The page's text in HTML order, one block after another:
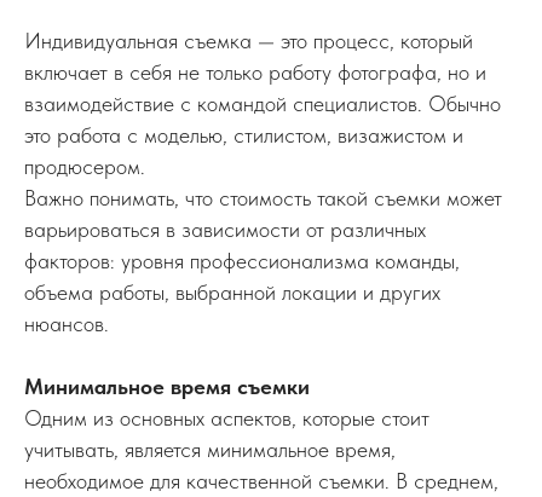
Индивидуальная съемка — это процесс, который
включает в себя не только работу фотографа, но и
взаимодействие с командой специалистов. Обычно
это работа с моделью, стилистом, визажистом и
продюсером.
Важно понимать, что стоимость такой съемки может
варьироваться в зависимости от различных
факторов: уровня профессионализма команды,
объема работы, выбранной локации и других
нюансов.
Минимальное время съемки
Одним из основных аспектов, которые стоит
учитывать, является минимальное время,
необходимое для качественной съемки. В среднем,